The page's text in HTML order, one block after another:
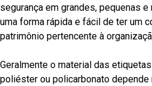
segurança em grandes, pequenas
uma forma rápida e fácil de ter um
patrimônio pertencente à
Geralmente o material das
poliéster ou policarbonato